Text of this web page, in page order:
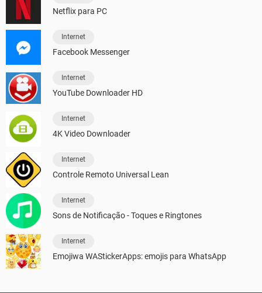
Netflix para PC
Internet
Facebook Messenger
Internet
YouTube Downloader HD
Internet
4K Video Downloader
Internet
Controle Remoto Universal Lean
Internet
Sons de Notificação - Toques e Ringtones
Internet
Emojiwa WAStickerApps: emojis para WhatsApp